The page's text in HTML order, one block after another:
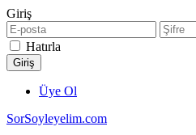
Giriş
Hatırla
Üye Ol
SorSoyleyelim.com